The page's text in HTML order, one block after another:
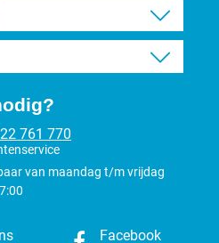
761 770
van maandag t/m vrijdag
Facebook